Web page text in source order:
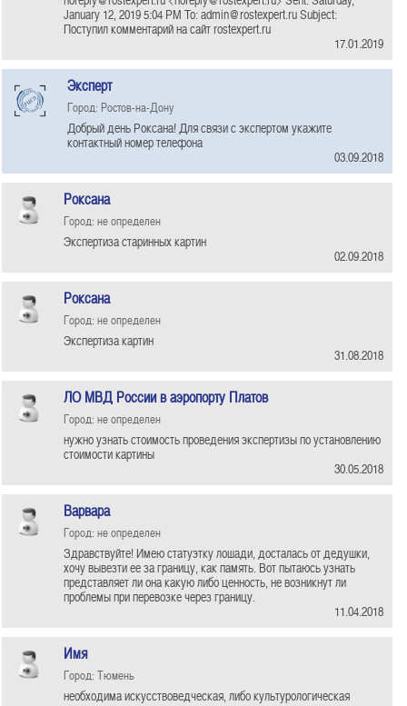
January 12, 2019 5:04 PM To: admin@rostexpert.ru Subject:
Поступил комментарий на сайт rostexpert.ru
17.01.2019
Эксперт
Город: Ростов-на-Дону
Добрый день Роксана! Для связи с экспертом укажите
контактный номер телефона
03.09.2018
Роксана
Город: не определен
Экспертиза старинных картин
02.09.2018
Роксана
Город: не определен
Экспертиза картин
31.08.2018
ЛО МВД России в аэропорту Платов
Город: не определен
нужно узнать стоимость проведения экспертизы по установлению
стоимости картины
30.05.2018
Варвара
Город: не определен
Здравствуйте! Имею статуэтку лошади, досталась от дедушки,
хочу вывезти ее за границу, как память. Вот пытаюсь узнать
представляет ли она какую либо ценность, не возникнут ли
проблемы при перевозке через границу.
11.04.2018
Имя
Город: Тюмень
необходима искусствоведческая, либо культурологическая